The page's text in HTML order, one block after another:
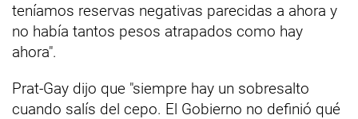
teníamos reservas negativas parecidas a ahora y
no había tantos pesos atrapados como hay
ahora".
Prat-Gay dijo que "siempre hay un sobresalto
cuando salís del cepo. El Gobierno no definió qué